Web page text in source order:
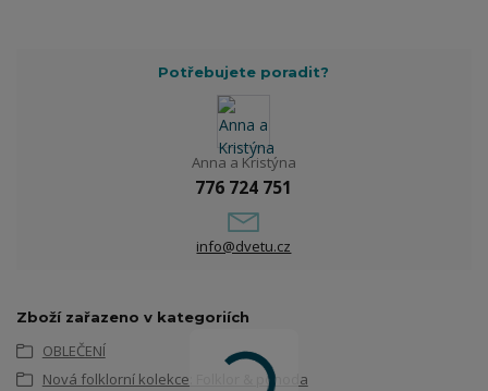
Potřebujete poradit?
Anna a Kristýna
776 724 751
info@dvetu.cz
Zboží zařazeno v kategoriích
OBLEČENÍ
Nová folklorní kolekce: Folklor & pohoda